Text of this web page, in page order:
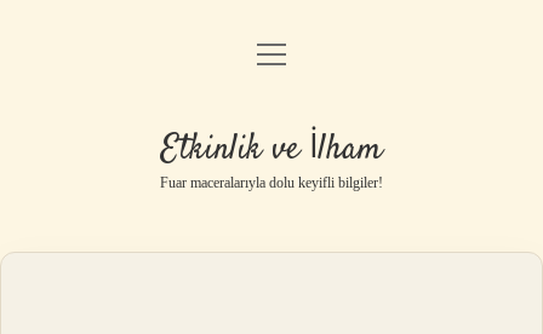
Anasayfa
Gizlilik Politikası
Yasal Uyarı
menüyü
Etkinlik ve İlham
Fuar maceralarıyla dolu keyifli bilgiler!